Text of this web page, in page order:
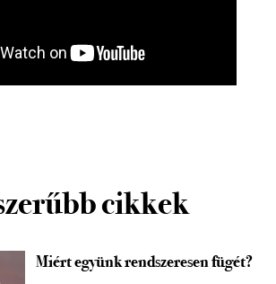
cikkek
Miért együnk rendszeresen fügét?